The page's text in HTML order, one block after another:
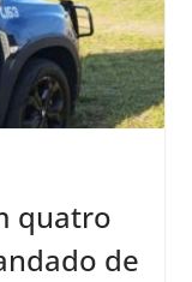
quatro
de